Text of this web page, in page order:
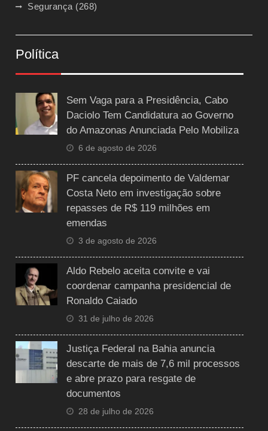
Segurança (268)
Política
Sem Vaga para a Presidência, Cabo
Daciolo Tem Candidatura ao Governo
do Amazonas Anunciada Pelo Mobiliza
6 de agosto de 2026
PF cancela depoimento de Valdemar
Costa Neto em investigação sobre
repasses de R$ 119 milhões em
emendas
3 de agosto de 2026
Aldo Rebelo aceita convite e vai
coordenar campanha presidencial de
Ronaldo Caiado
31 de julho de 2026
Justiça Federal na Bahia anuncia
descarte de mais de 7,6 mil processos
e abre prazo para resgate de
documentos
28 de julho de 2026